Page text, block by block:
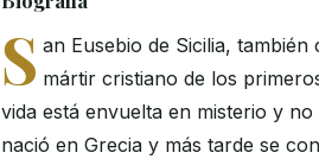
S an Eusebio de Sicilia,
mártir cristiano de los
vida está envuelta en misterio y
nació en Grecia y más tarde se